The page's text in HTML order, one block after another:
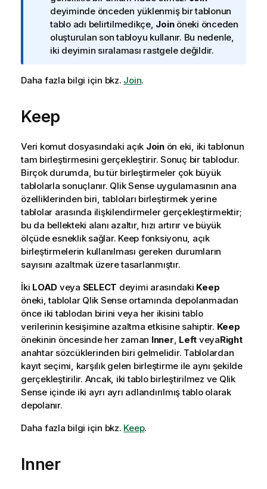
deyiminde önceden yüklenmiş bir tablonun
tablo adı belirtilmedikçe, Joinöneki önceden
oluşturulan son tabloyu kullanır. Bu nedenle,
iki deyimin sıralaması rastgele değildir.
Daha fazla bilgi için bkz. Join.
Keep
Veri komut dosyasındaki açık Joinön eki, iki tablonun
tam birleştirmesini gerçekleştirir. Sonuç bir tablodur.
Birçok durumda, bu tür birleştirmeler çok büyük
tablolarla sonuçlanır. Qlik Senseuygulamasının ana
özelliklerinden biri, tabloları birleştirmek yerine
tablolar arasında ilişkilendirmeler gerçekleştirmektir;
bu da bellekteki alanı azaltır, hızı artırır ve büyük
ölçüde esneklik sağlar. Keep fonksiyonu, açık
birleştirmelerin kullanılması gereken durumların
sayısını azaltmak üzere tasarlanmıştır.
İki LOAD veya SELECT deyimi arasındaki Keep
öneki, tablolar Qlik Senseortamında depolanmadan
önce iki tablodan birini veya her ikisini tablo
verilerinin kesişimine azaltma etkisine sahiptir. Keep
önekinin öncesinde her zaman Inner, Left veyaRight
anahtar sözcüklerinden biri gelmelidir. Tablolardan
kayıt seçimi, karşılık gelen birleştirme ile aynı şekilde
gerçekleştirilir. Ancak, iki tablo birleştirilmez ve Qlik
Senseiçinde iki ayrı ayrı adlandırılmış tablo olarak
depolanır.
Daha fazla bilgi için bkz. Keep.
Inner